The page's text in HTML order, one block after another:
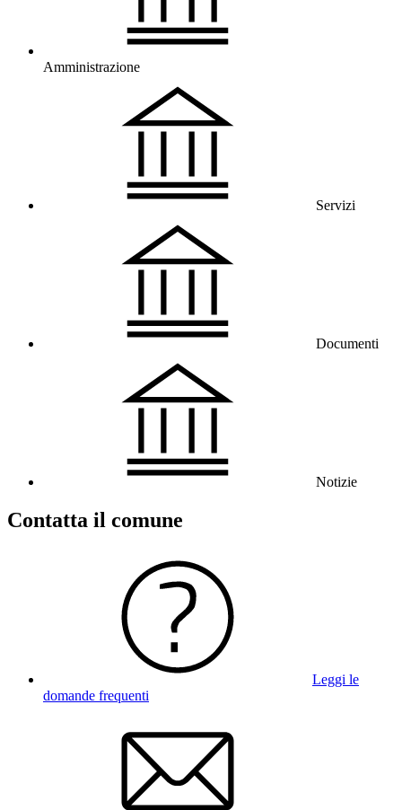
Amministrazione
Servizi
Documenti
Notizie
Contatta il comune
Leggi le
domande frequenti